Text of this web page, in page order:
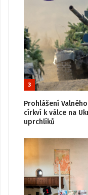
3
Prohlášení
církví k válce na
uprchlíků